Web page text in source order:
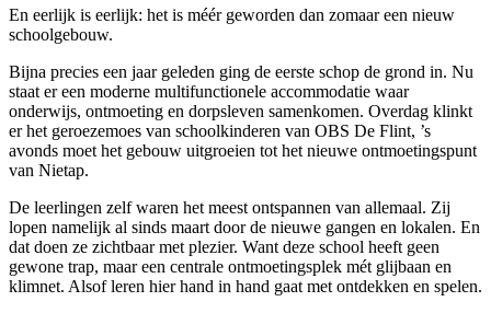
En eerlijk is eerlijk: het is méér geworden dan zomaar een nieuw
schoolgebouw.
Bijna precies een jaar geleden ging de eerste schop de grond in. Nu
staat er een moderne multifunctionele accommodatie waar
onderwijs, ontmoeting en dorpsleven samenkomen. Overdag klinkt
er het geroezemoes van schoolkinderen van OBS De Flint, ’s
avonds moet het gebouw uitgroeien tot het nieuwe ontmoetingspunt
van Nietap.
De leerlingen zelf waren het meest ontspannen van allemaal. Zij
lopen namelijk al sinds maart door de nieuwe gangen en lokalen. En
dat doen ze zichtbaar met plezier. Want deze school heeft geen
gewone trap, maar een centrale ontmoetingsplek mét glijbaan en
klimnet. Alsof leren hier hand in hand gaat met ontdekken en spelen.